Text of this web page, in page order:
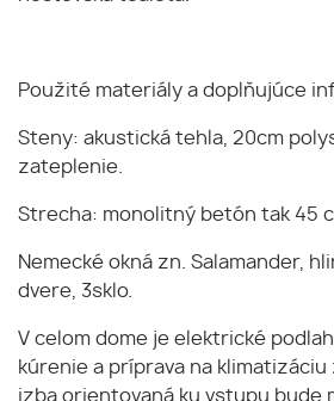
Použité materiály a doplňujúce
Steny: akustická tehla, 20cm
zateplenie.
Strecha: monolitný betón tak 45
Nemecké okná zn. Salamander,
dvere, 3sklo.
V celom dome je elektrické
kúrenie a príprava na
izba orientovaná ku vstupu bude